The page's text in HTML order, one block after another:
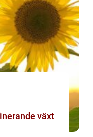
växt